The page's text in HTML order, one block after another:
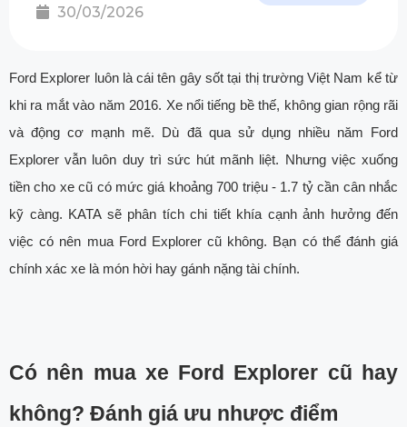
30/03/2026
Ford Explorer luôn là cái tên gây sốt tại thị trường Việt Nam kể từ
khi ra mắt vào năm 2016. Xe nổi tiếng bề thế, không gian rộng rãi
và động cơ mạnh mẽ. Dù đã qua sử dụng nhiều năm Ford
Explorer vẫn luôn duy trì sức hút mãnh liệt. Nhưng việc xuống
tiền cho xe cũ có mức giá khoảng 700 triệu - 1.7 tỷ cần cân nhắc
kỹ càng. KATA sẽ phân tích chi tiết khía cạnh ảnh hưởng đến
việc có nên mua Ford Explorer cũ không. Bạn có thể đánh giá
chính xác xe là món hời hay gánh nặng tài chính.
Có nên mua xe Ford Explorer cũ hay
không? Đánh giá ưu nhược điểm